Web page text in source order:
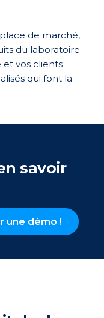
de marché,
du laboratoire
vos clients
qui font la
savoir
une démo !